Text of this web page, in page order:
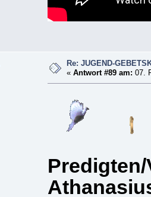
Re: JUGEND-
«Antwort #89 am: 07.